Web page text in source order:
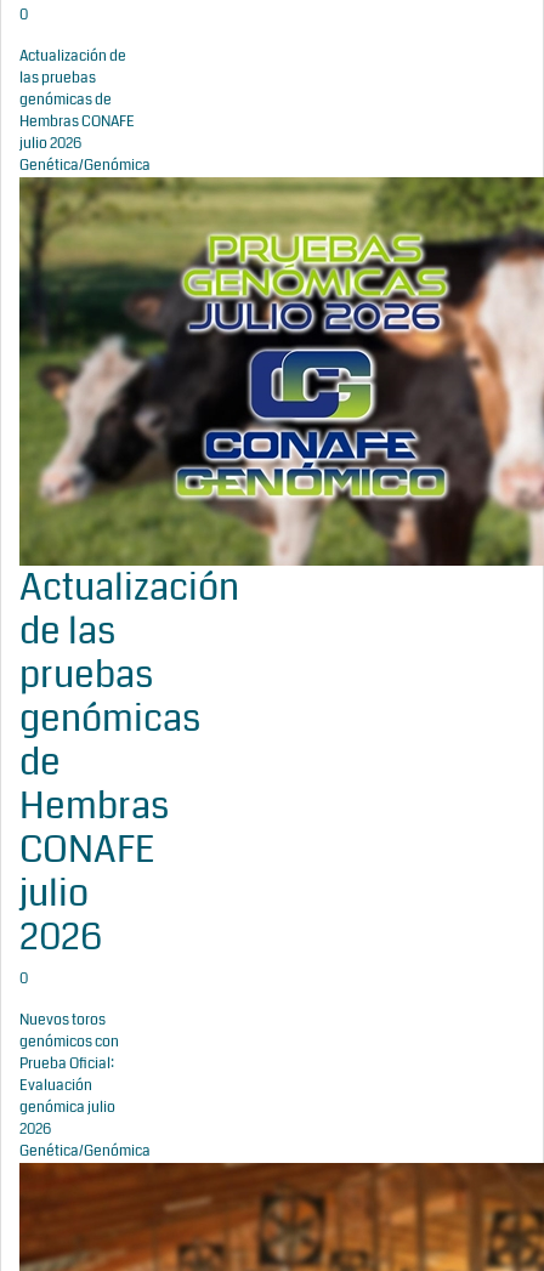
0
Actualización de
las pruebas
genómicas de
Hembras CONAFE
julio 2026
Genética/Genómica
Actualización
de las
pruebas
genómicas
de
Hembras
CONAFE
julio
2026
0
Nuevos toros
genómicos con
Prueba Oficial:
Evaluación
genómica julio
2026
Genética/Genómica